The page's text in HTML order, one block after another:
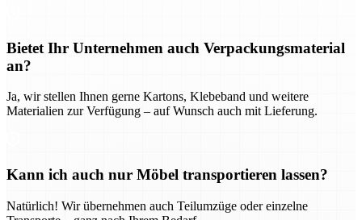
Bietet Ihr Unternehmen auch Verpackungsmaterial
an?
Ja, wir stellen Ihnen gerne Kartons, Klebeband und weitere
Materialien zur Verfügung – auf Wunsch auch mit Lieferung.
Kann ich auch nur Möbel transportieren lassen?
Natürlich! Wir übernehmen auch Teilumzüge oder einzelne